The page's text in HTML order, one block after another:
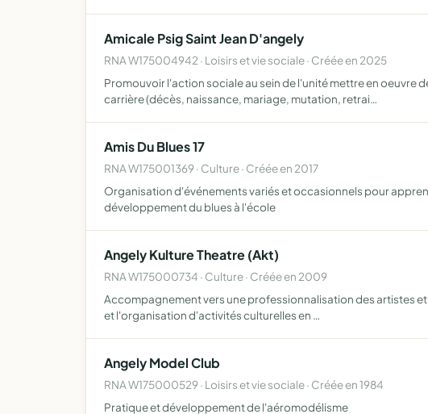
Amicale Psig Saint Jean D'angely
RNA W175004942 · Loisirs et vie sociale · Créée en 2025
Promouvoir l'action sociale au sein de l'unité mettre en oeuvre
carrière (décès, naissance, mariage, mutation, retrai…
Amis Du Blues 17
RNA W175001369 · Culture · Créée en 2017
Organisation d'événements variés et occasionnels pour
développement du blues à l'école
Angely Kulture Theatre (Akt)
RNA W175000734 · Culture · Créée en 2009
Accompagnement vers une professionnalisation des artistes
et l'organisation d'activités culturelles en …
Angely Model Club
RNA W175000529 · Loisirs et vie sociale · Créée en 1984
Pratique et développement de l'aéromodélisme